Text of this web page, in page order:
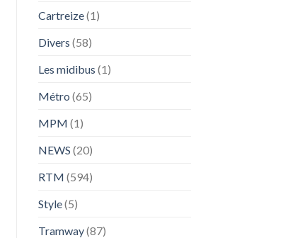
Cartreize(1)
Divers (58)
Les midibus (1)
Métro (65)
MPM (1)
NEWS (20)
RTM (594)
Style(5)
Tramway(87)